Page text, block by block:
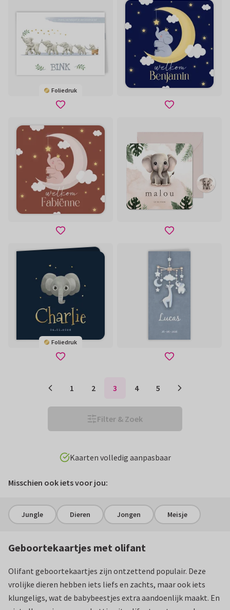
Foliedruk
Foliedruk
1 2 3 4 5
Filter & Zoek
Win gratis geboortekaartjes!
Misschien ook iets voor jou:
Jungle Dieren Jongen Meisje
Geboortekaartjes met olifant
Olifant geboortekaartjes zijn ontzettend populair. Deze
vrolijke dieren hebben iets liefs en zachts, maar ook iets
klungeligs, wat de babybeestjes extra aandoenlijk maakt. En